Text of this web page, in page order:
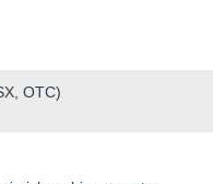
OTC)